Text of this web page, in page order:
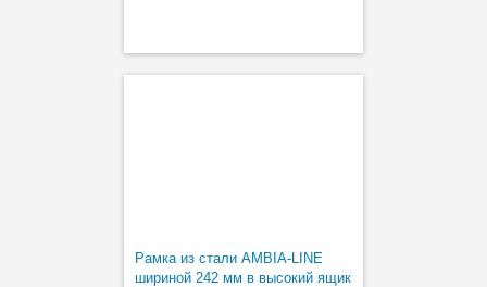
Рамка из стали AMBIA-LINE
шириной 242 мм в высокий ящик